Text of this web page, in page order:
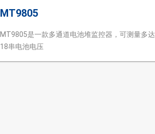
MT9805
MT9805是一款多通道电池堆监控器，可测量多达
18串电池电压